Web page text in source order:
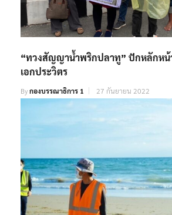
“ทวงสัญญาน้ำพริกปลาทู” ปักหลักหน้
เอกประวิตร
Byกองบรรณาธิการ 1 27 กันยายน 2022